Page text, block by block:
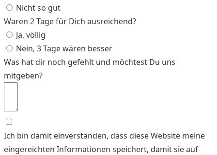
Nicht so gut
Waren 2 Tage für Dich ausreichend?
Ja, völlig
Nein, 3 Tage wären besser
Was hat dir noch gefehlt und möchtest Du uns
mitgeben?
Ich bin damit einverstanden, dass diese Website meine
eingereichten Informationen speichert, damit sie auf